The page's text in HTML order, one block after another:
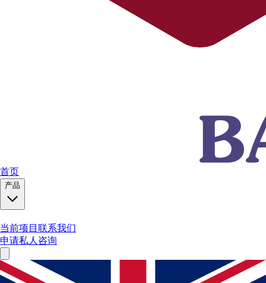
首页
产品
当前项目 联系我们
申请私人咨询